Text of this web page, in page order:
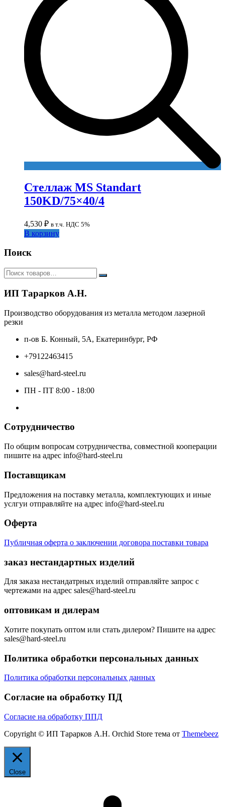
Стеллаж MS Standart
150KD/75×40/4
4,530 ₽ в т.ч. НДС 5%
В корзину
Поиск
ИП Тарарков А.Н.
Производство оборудования из металла методом лазерной
резки
п-ов Б. Конный, 5А, Екатеринбург, РФ
+79122463415
sales@hard-steel.ru
ПН - ПТ 8:00 - 18:00
Сотрудничество
По общим вопросам сотрудничества, совместной кооперации
пишите на адрес info@hard-steel.ru
Поставщикам
Предложения на поставку металла, комплектующих и иные
услгуи отправляйте на адрес info@hard-steel.ru
Оферта
Публичная оферта о заключении договора поставки товара
заказ нестандартных изделий
Для заказа нестандатрных изделий отправляйте запрос с
чертежами на адрес sales@hard-steel.ru
оптовикам и дилерам
Хотите покупать оптом или стать дилером? Пишите на адрес
sales@hard-steel.ru
Политика обработки персональных данных
Политика обработки персональных данных
Согласие на обработку ПД
Согласие на обработку ППД
Copyright © ИП Тарарков А.Н. Orchid Store тема от Themebeez
Close